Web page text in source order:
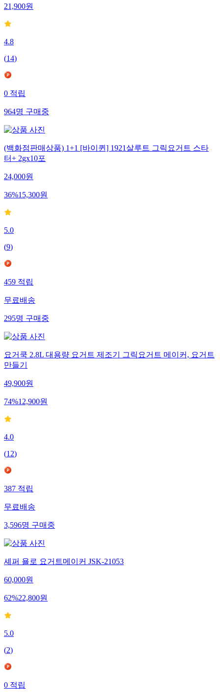
21,900원
4.8
(14)
0적립
964명구매중
(백화점판매상품) 1+1 [바이퀸] 1921살루트 그릭요거트 스타
터+ 2gx10포
24,000원
36%15,300원
5.0
(9)
459적립
무료배송
295명구매중
요거쿡 2.8L 대용량 요거트 제조기 그릭요거트 메이커, 요거트
만들기
49,900원
74%12,900원
4.0
(12)
387적립
무료배송
3,596명구매중
셰퍼 욜로 요거트메이커 JSK-21053
60,000원
62%22,800원
5.0
(2)
0적립